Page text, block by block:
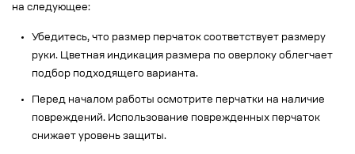
на следующее:
Убедитесь, что размер перчаток соответствует размеру
руки. Цветная индикация размера по оверлоку облегчает
подбор подходящего варианта.
Перед началом работы осмотрите перчатки на наличие
повреждений. Использование поврежденных перчаток
снижает уровень защиты.